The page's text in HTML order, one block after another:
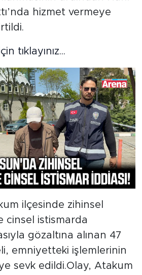
hizmet vermeye
tıklayınız...
ilçesinde zihinsel
cinsel istismarda
gözaltına alınan 47
emniyetteki işlemlerinin
sevk edildi.Olay, Atakum